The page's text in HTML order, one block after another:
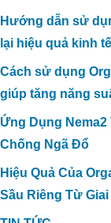
Hướng dẫn sử
lại hiệu quả kinh
Cách sử dụng
giúp tăng năng
Ứng Dụng
Chống Ngã Đổ
Hiệu Quả Của
Sầu Riêng Từ